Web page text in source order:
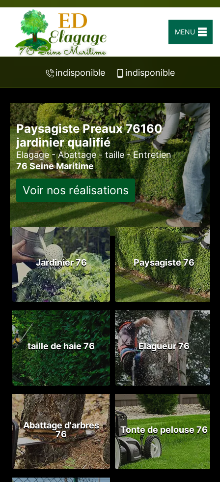
MENU
indisponible indisponible
Paysagiste Preaux 76160
jardinier qualifié
Elagage - Abattage - taille - Entretien
76 Seine Maritime
Voir nos réalisations
Jardinier 76 Paysagiste 76
taille de haie 76 Elagueur 76
Abattage d'arbres
76
Tonte de pelouse 76